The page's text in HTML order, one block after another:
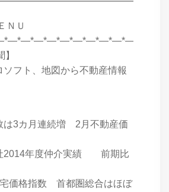
ＮＵ
ソフト、地図から不動産情報
は3カ月連続増 2月不動産価
2014年度仲介実績 前期比
価格指数 首都圏総合はほぼ